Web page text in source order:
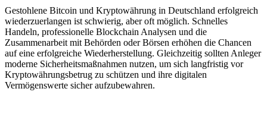
Gestohlene Bitcoin und Kryptowährung in Deutschland erfolgreich
wiederzuerlangen ist schwierig, aber oft möglich. Schnelles
Handeln, professionelle Blockchain Analysen und die
Zusammenarbeit mit Behörden oder Börsen erhöhen die Chancen
auf eine erfolgreiche Wiederherstellung. Gleichzeitig sollten Anleger
moderne Sicherheitsmaßnahmen nutzen, um sich langfristig vor
Kryptowährungsbetrug zu schützen und ihre digitalen
Vermögenswerte sicher aufzubewahren.